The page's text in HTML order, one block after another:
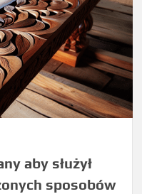
aby służył
sposobów